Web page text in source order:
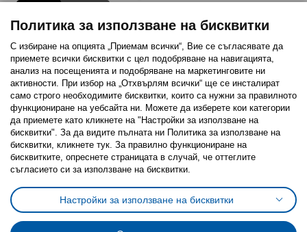
Последвайте ни:
FacebookTwitterYoutubePinterestInstagram
Политика за използване на бисквитки (Cookies)
Избор на настройки за използване на бисквитки
Условия за ползване на ikea.bgОбща политика за личните данни
Политика за защита на личните данни на ikea.bg
Политика за използване на бисквитки
С избиране на опцията „Приемам всички“, Вие се съгласявате да
приемете всички бисквитки с цел подобряване на навигацията,
анализ на посещенията и подобряване на маркетинговите ни
активности. При избор на „Отхвърлям всички“ ще се инсталират
само строго необходимитe бисквитки, които са нужни за правилното
функциониране на уебсайта ни. Можете да изберете кои категории
да приемете като кликнете на "Настройки за използване на
бисквитки". За да видите пълната ни Политика за използване на
бисквитки, кликнете тук. За правилно функциониране на
бисквитките, опреснете страницата в случай, че оттеглите
съгласието си за използване на бисквитки.
Настройки за използване на бисквитки